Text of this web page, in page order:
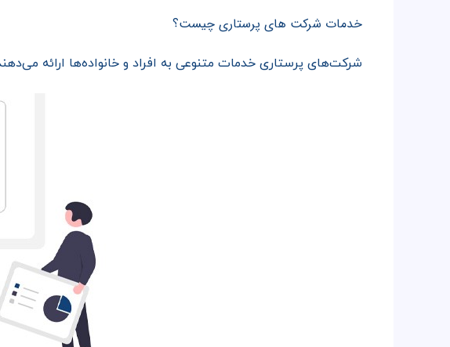
خدمات شرکت های پرستاری چیست؟
شرکت‌های پرستاری خدمات متنوعی به افراد و خانواده‌ها ارائه